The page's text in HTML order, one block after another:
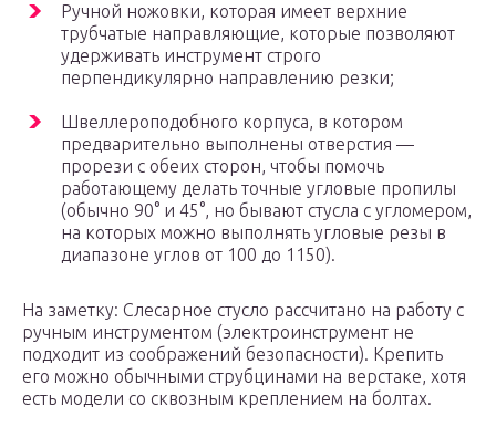
Ручной ножовки, которая имеет верхние
трубчатые направляющие, которые позволяют
удерживать инструмент строго
перпендикулярно направлению резки;
Швеллероподобного корпуса, в котором
предварительно выполнены отверстия —
прорези с обеих сторон, чтобы помочь
работающему делать точные угловые пропилы
(обычно 90° и 45°, но бывают стусла с угломером,
на которых можно выполнять угловые резы в
диапазоне углов от 100 до 1150).
На заметку: Слесарное стусло рассчитано на работу с
ручным инструментом (электроинструмент не
подходит из соображений безопасности). Крепить
его можно обычными струбцинами на верстаке, хотя
есть модели со сквозным креплением на болтах.